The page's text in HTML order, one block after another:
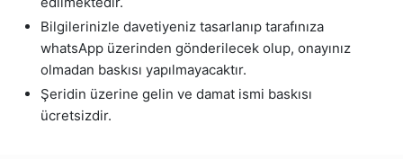
Bilgilerinizle davetiyeniz tasarlanıp tarafınıza
whatsApp üzerinden gönderilecek olup, onayınız
olmadan baskısı yapılmayacaktır.
Şeridin üzerine gelin ve damat ismi baskısı
ücretsizdir.